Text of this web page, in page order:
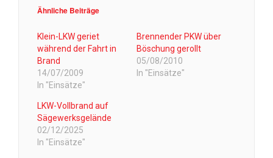
Ähnliche Beiträge
Klein-LKW geriet
während der Fahrt in
Brand
14/07/2009
In "Einsätze"
Brennender PKW über
Böschung gerollt
05/08/2010
In "Einsätze"
LKW-Vollbrand auf
Sägewerksgelände
02/12/2025
In "Einsätze"